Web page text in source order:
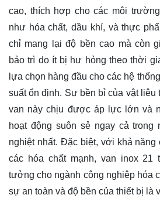
cao, thích hợp cho các môi
như hóa chất, dầu khí, và thực
chỉ mang lại độ bền cao mà còn
bảo trì do ít bị hư hỏng theo thời
lựa chọn hàng đầu cho các hệ
suất ổn định. Sự bền bỉ của vật liệu
van này chịu được áp lực lớn và
hoạt động suôn sẻ ngay cả trong
nghiệt nhất. Đặc biệt, với khả
các hóa chất mạnh, van inox 21
tưởng cho ngành công nghiệp hóa
sự an toàn và độ bền của thiết bị là